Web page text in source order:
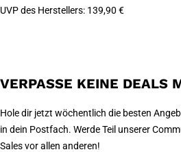
UVP des Herstellers: 139,90 €
VERPASSE KEINE DEALS
Hole dir jetzt wöchentlich die besten
in dein Postfach. Werde Teil unserer
Sales vor allen anderen!